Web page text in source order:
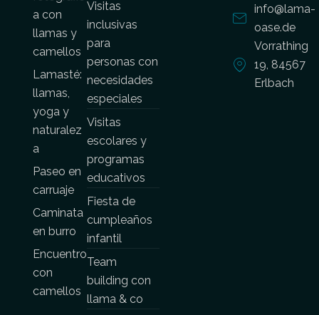
a con
llamas y
camellos
Lamasté:
llamas,
yoga y
naturalez
a
Paseo en
carruaje
Caminata
en burro
Encuentro
con
camellos
Visitas
inclusivas
para
personas con
necesidades
especiales
Visitas
escolares y
programas
educativos
Fiesta de
cumpleaños
infantil
Team
building con
llama & co
info@lama-
oase.de
Vorrathing
19, 84567
Erlbach